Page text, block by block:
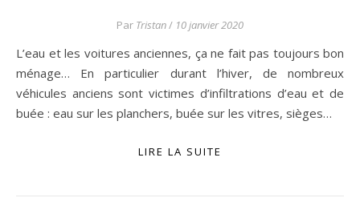
Par Tristan/ 10 janvier 2020
L’eau et les voitures anciennes, ça ne fait pas toujours bon
ménage… En particulier durant l’hiver, de nombreux
véhicules anciens sont victimes d’infiltrations d’eau et de
buée : eau sur les planchers, buée sur les vitres, sièges…
LIRE LA SUITE